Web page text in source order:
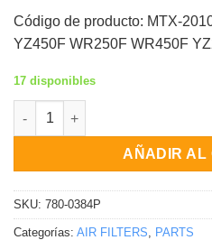
Código de producto: MTX-
YZ450F WR250F WR450F
17 disponibles
FILTRO DE AIRE PREMIUM
AÑADIR AL
SKU: 780-0384P
Categorías: AIR FILTERS PARTS